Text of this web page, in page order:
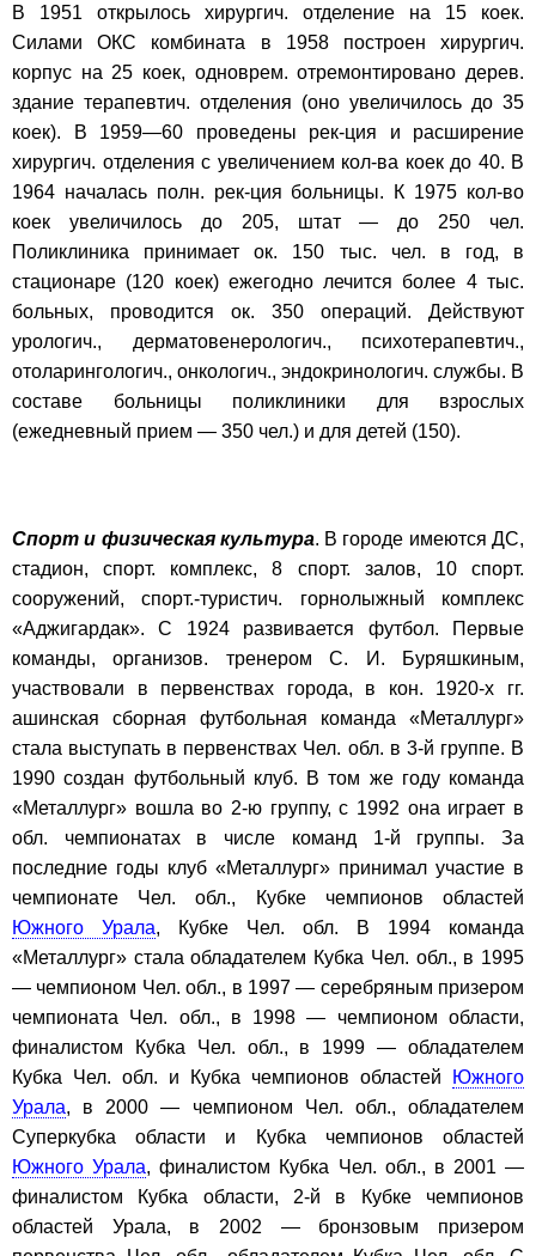
В 1951 открылось хирургич. отделение на 15 коек.
Силами ОКС комбината в 1958 построен хирургич.
корпус на 25 коек, одноврем. отремонтировано дерев.
здание терапевтич. отделения (оно увеличилось до 35
коек). В 1959—60 проведены рек-ция и расширение
хирургич. отделения с увеличением кол-ва коек до 40. В
1964 началась полн. рек-ция больницы. К 1975 кол-во
коек увеличилось до 205, штат — до 250 чел.
Поликлиника принимает ок. 150 тыс. чел. в год, в
стационаре (120 коек) ежегодно лечится более 4 тыс.
больных, проводится ок. 350 операций. Действуют
урологич., дерматовенерологич., психотерапевтич.,
отоларингологич., онкологич., эндокринологич. службы. В
составе больницы поликлиники для взрослых
(ежедневный прием — 350 чел.) и для детей (150).
Спорт и физическая культура. В городе имеются ДС,
стадион, спорт. комплекс, 8 спорт. залов, 10 спорт.
сооружений, спорт.-туристич. горнолыжный комплекс
«Аджигардак». С 1924 развивается футбол. Первые
команды, организов. тренером С. И. Буряшкиным,
участвовали в первенствах города, в кон. 1920-х гг.
ашинская сборная футбольная команда «Металлург»
стала выступать в первенствах Чел. обл. в 3-й группе. В
1990 создан футбольный клуб. В том же году команда
«Металлург» вошла во 2-ю группу, с 1992 она играет в
обл. чемпионатах в числе команд 1-й группы. За
последние годы клуб «Металлург» принимал участие в
чемпионате Чел. обл., Кубке чемпионов областей
Южного Урала, Кубке Чел. обл. В 1994 команда
«Металлург» стала обладателем Кубка Чел. обл., в 1995
— чемпионом Чел. обл., в 1997 — серебряным призером
чемпионата Чел. обл., в 1998 — чемпионом области,
финалистом Кубка Чел. обл., в 1999 — обладателем
Кубка Чел. обл. и Кубка чемпионов областей
Южного
Урала, в 2000 — чемпионом Чел. обл., обладателем
Суперкубка области и Кубка чемпионов областей
Южного Урала, финалистом Кубка Чел. обл., в 2001 —
финалистом Кубка области, 2-й в Кубке чемпионов
областей Урала, в 2002 — бронзовым призером